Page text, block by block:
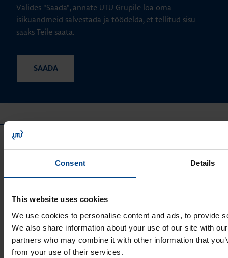
Consent Details
This website uses cookies
We use cookies to personalise content and ads, to provide
We also share information about your use of our site with
partners who may combine it with other information that
from your use of their services.
Valides "Saada", annate UTU Grupile loa oma
isikuandmeid salvestada ja töödelda, et tellitud sisu
saaks Teile saata.
UTU Group
UTU Finland